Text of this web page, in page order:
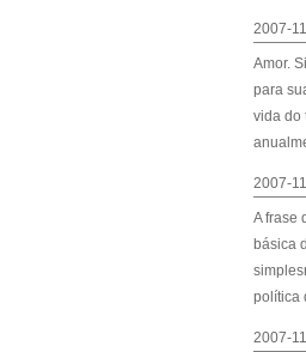
2007-
Amor.
para
vida do
2007-
A frase
básica
política
2007-